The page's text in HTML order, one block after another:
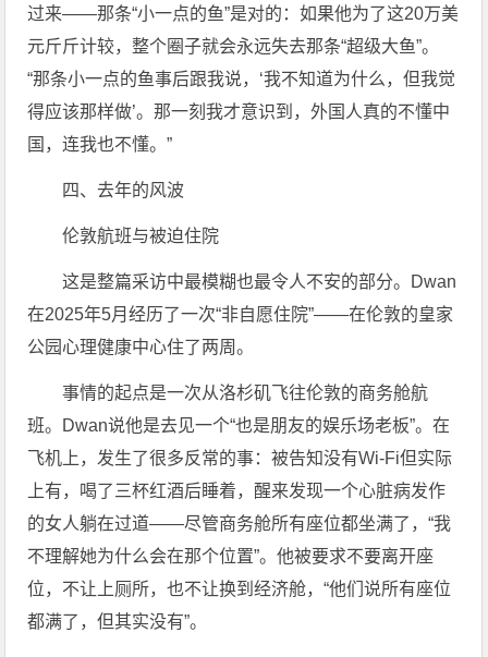
过来——那条“小一点的鱼”是对的：如果他为了这20万美
元斤斤计较，整个圈子就会永远失去那条“超级大鱼”。
“那条小一点的鱼事后跟我说，‘我不知道为什么，但我觉
得应该那样做’。那一刻我才意识到，外国人真的不懂中
国，连我也不懂。”
四、去年的风波
伦敦航班与被迫住院
这是整篇采访中最模糊也最令人不安的部分。Dwan
在2025年5月经历了一次“非自愿住院”——在伦敦的皇家
公园心理健康中心住了两周。
事情的起点是一次从洛杉矶飞往伦敦的商务舱航
班。Dwan说他是去见一个“也是朋友的娱乐场老板”。在
飞机上，发生了很多反常的事：被告知没有Wi-Fi但实际
上有，喝了三杯红酒后睡着，醒来发现一个心脏病发作
的女人躺在过道——尽管商务舱所有座位都坐满了，“我
不理解她为什么会在那个位置”。他被要求不要离开座
位，不让上厕所，也不让换到经济舱，“他们说所有座位
都满了，但其实没有”。